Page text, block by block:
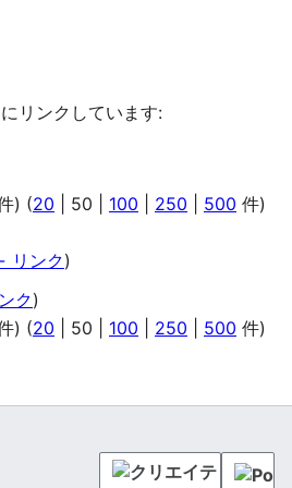
にリンクしています:
) (20 50 100 250 500 件)
リンク)
ク)
) (20 50 100 250 500 件)